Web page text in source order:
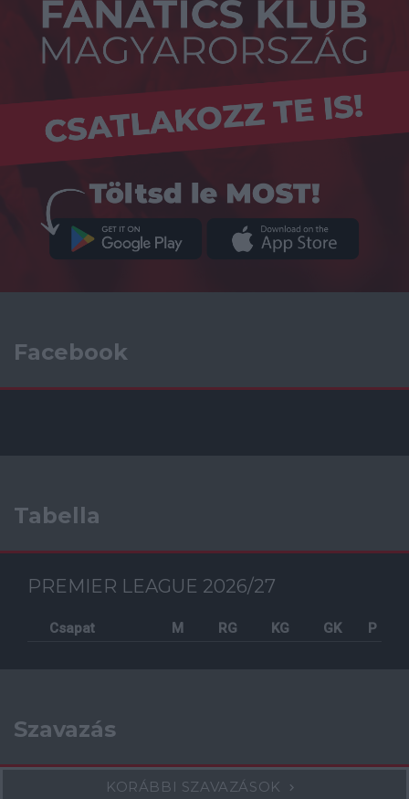
Facebook
Tabella
PREMIER LEAGUE 2026/27
Csapat M RG KG GK P
Szavazás
KORÁBBI SZAVAZÁSOK